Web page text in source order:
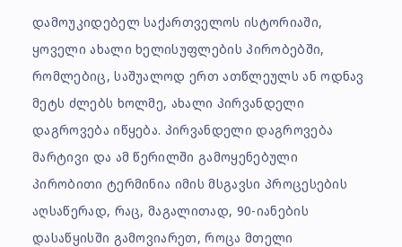
დამოუკიდებელ საქართველოს ისტორიაში,
ყოველი ახალი ხელისუფლების პირობებში,
რომლებიც, საშუალოდ ერთ ათწლეულს ან ოდნავ
მეტს ძლებს ხოლმე, ახალი პირვანდელი
დაგროვება იწყება. პირვანდელი დაგროვება
მარტივი და ამ წერილში გამოყენებული
პირობითი ტერმინია იმის მსგავსი პროცესების
აღსაწერად, რაც, მაგალითად, 90-იანების
დასაწყისში გამოვიარეთ, როცა მთელი